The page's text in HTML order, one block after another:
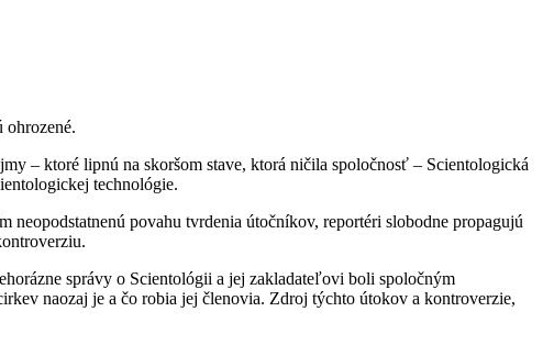
– ktoré lipnú na skoršom stave, ktorá ničila spoločnosť – Scientologická
technológie.
povahu tvrdenia útočníkov, reportéri slobodne propagujú
správy o Scientológii a jej zakladateľovi boli spoločným
naozaj je a čo robia jej členovia. Zdroj týchto útokov a kontroverzie,